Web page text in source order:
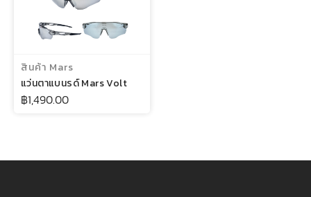
เลือกรูปแบบ
สินค้า Mars
แว่นตาแบนรด์ Mars Volt
฿1,490.00